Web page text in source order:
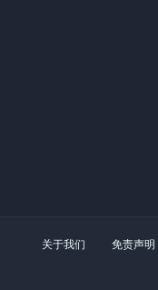
关于我们 免责声明